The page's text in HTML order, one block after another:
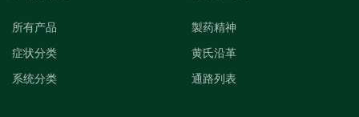
所有产品
症状分类
系统分类
製药精神
黄氏沿革
通路列表